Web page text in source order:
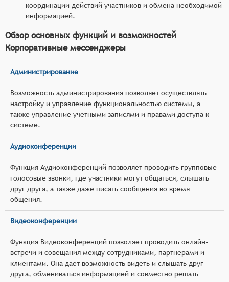
координации действий участников и обмена необходимой
информацией.
Обзор основных функций и возможностей
Корпоративные мессенджеры
Администрирование
Возможность администрирования позволяет осуществлять
настройку и управление функциональностью системы, а
также управление учётными записями и правами доступа к
системе.
Аудиоконференции
Функция Аудиоконференций позволяет проводить групповые
голосовые звонки, где участники могут общаться, слышать
друг друга, а также даже писать сообщения во время
общения.
Видеоконференции
Функция Видеоконференций позволяет проводить онлайн-
встречи и совещания между сотрудниками, партнёрами и
клиентами. Она даёт возможность видеть и слышать друг
друга, обмениваться информацией и совместно решать